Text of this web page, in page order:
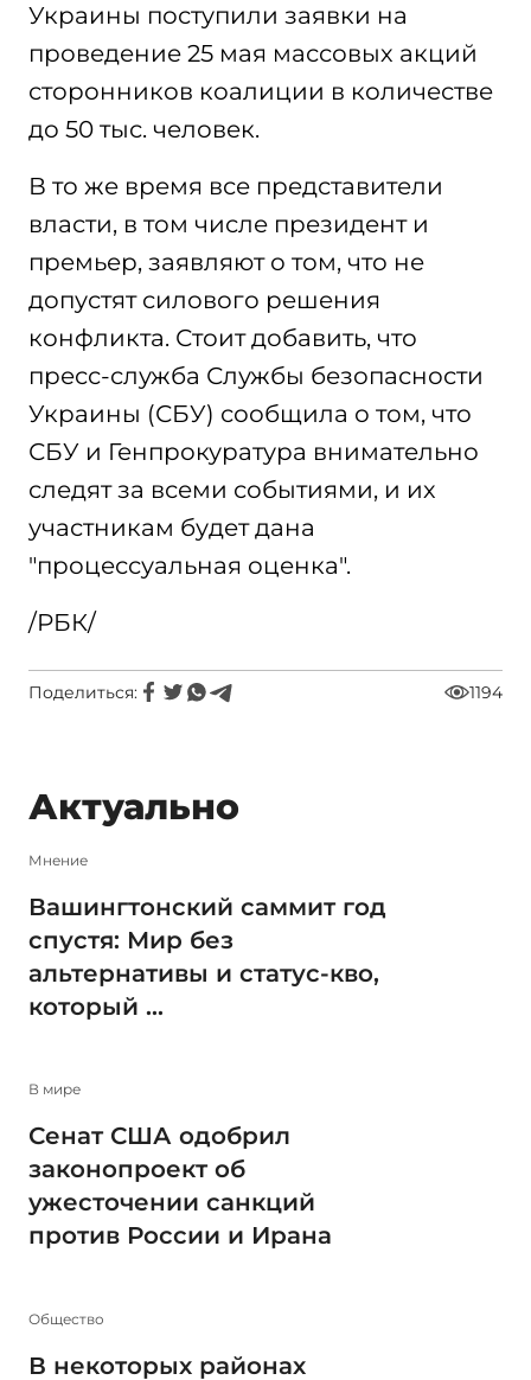
Украины поступили заявки на
проведение 25 мая массовых акций
сторонников коалиции в количестве
до 50 тыс. человек.
В то же время все представители
власти, в том числе президент и
премьер, заявляют о том, что не
допустят силового решения
конфликта. Стоит добавить, что
пресс-служба Службы безопасности
Украины (СБУ) сообщила о том, что
СБУ и Генпрокуратура внимательно
следят за всеми событиями, и их
участникам будет дана
"процессуальная оценка".
/РБК/
Поделиться: 1194
Актуально
Мнение
Вашингтонский саммит год
спустя: Мир без
альтернативы и статус-кво,
который ...
В мире
Сенат США одобрил
законопроект об
ужесточении санкций
против России и Ирана
Общество
В некоторых районах